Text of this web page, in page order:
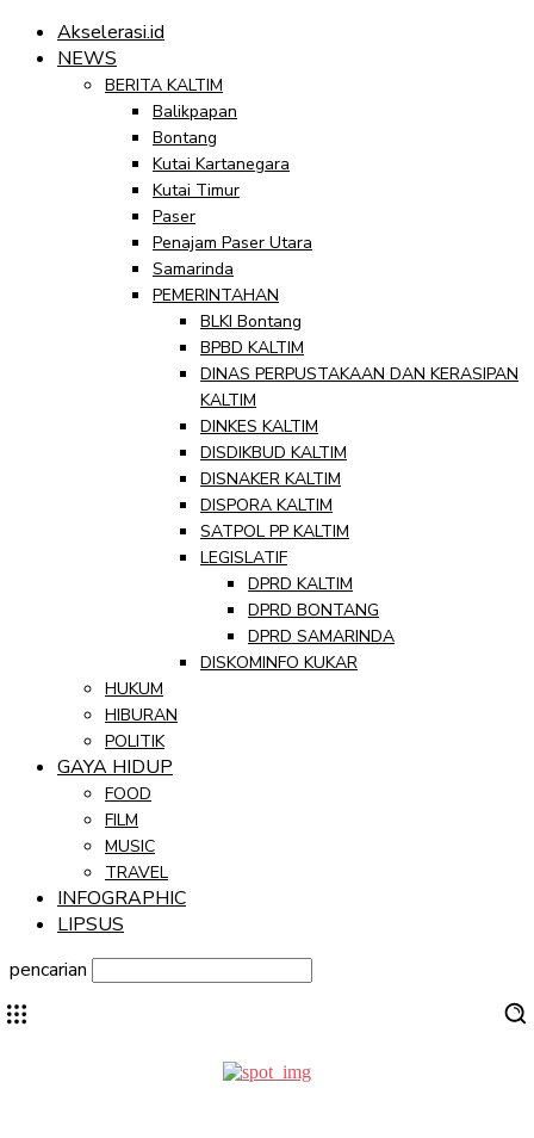
Akselerasi.id
NEWS
BERITA KALTIM
Balikpapan
Bontang
Kutai Kartanegara
Kutai Timur
Paser
Penajam Paser Utara
Samarinda
PEMERINTAHAN
BLKI Bontang
BPBD KALTIM
DINAS PERPUSTAKAAN DAN KERASIPAN
KALTIM
DINKES KALTIM
DISDIKBUD KALTIM
DISNAKER KALTIM
DISPORA KALTIM
SATPOL PP KALTIM
LEGISLATIF
DPRD KALTIM
DPRD BONTANG
DPRD SAMARINDA
DISKOMINFO KUKAR
HUKUM
HIBURAN
POLITIK
GAYA HIDUP
FOOD
FILM
MUSIC
TRAVEL
INFOGRAPHIC
LIPSUS
pencarian